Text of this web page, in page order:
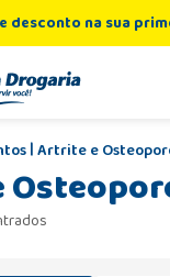
desconto na sua
Artrite e